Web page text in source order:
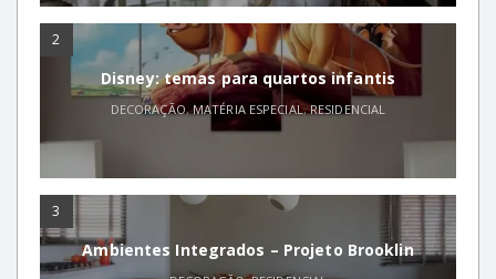
2
Disney: temas para quartos infantis
DECORAÇÃO,MATÉRIA ESPECIAL,RESIDENCIAL
3
Ambientes Integrados – Projeto Brooklin